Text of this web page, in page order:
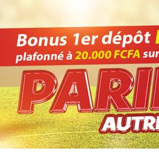
de l'Afrique.
ENQUÊTE SOCIÉTÉ
Sg adjoint de l’Onu se lâche
SPORTS INTERNATIONAL
Ministres du Jeudi 03 Juillet 2025